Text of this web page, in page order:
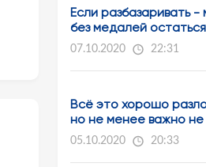
Если разбазаривать -
без медалей
07.10.2020 22:31
Всё это хорошо
но не менее важно не
05.10.2020 20:33